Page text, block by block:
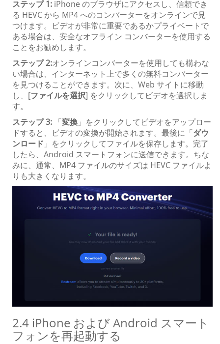
ステップ 1: iPhone のブラウザにアクセスし、信頼でき
る HEVC から MP4 へのコンバーターをオンラインで見
つけます。ビデオが非常に重要であるかプライベートで
ある場合は、安全なオフライン コンバーターを使用する
ことをお勧めします。
ステップ 2:オンラインコンバーターを使用しても構わな
い場合は、インターネット上で多くの無料コンバーター
を見つけることができます。次に、Web サイトに移動
し、[ファイルを選択] をクリックしてビデオを選択しま
す。
ステップ 3: 「変換 」をクリックしてビデオをアップロー
ドすると、ビデオの変換が開始されます。最後に「ダウ
ンロード 」をクリックしてファイルを保存します。完了
したら、Android スマートフォンに送信できます。ちな
みに、通常、MP4 ファイルのサイズは HEVC ファイルよ
りも大きくなります。
2.4 iPhone および Android スマート
フォンを再起動する